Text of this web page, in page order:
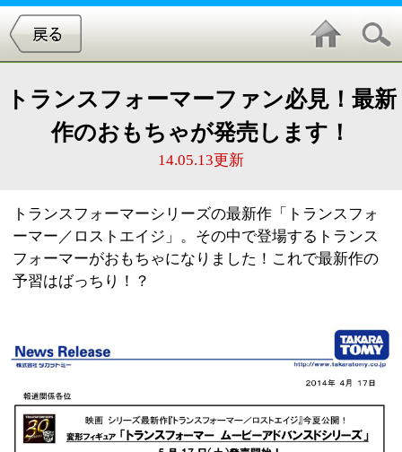
作のおもちゃが発売します！
トランスフォーマーシリーズの最新作「トランスフォ
ーマー／ロストエイジ」。その中で登場するトランス